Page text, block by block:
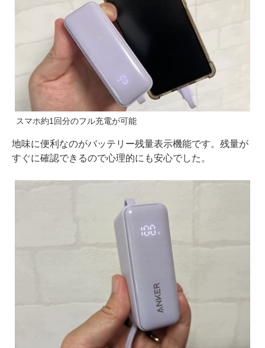
スマホ約1回分のフル充電が可能
地味に便利なのがバッテリー残量表示機能です。残量が
すぐに確認できるので心理的にも安心でした。